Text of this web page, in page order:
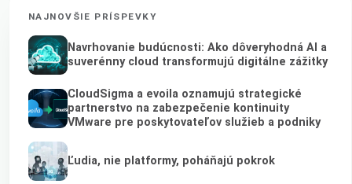
NAJNOVŠIE PRÍSPEVKY
Navrhovanie budúcnosti: Ako dôveryhodná AI a
suverénny cloud transformujú digitálne zážitky
CloudSigma a evoila oznamujú strategické
partnerstvo na zabezpečenie kontinuity
VMware pre poskytovateľov služieb a podniky
Ľudia, nie platformy, poháňajú pokrok